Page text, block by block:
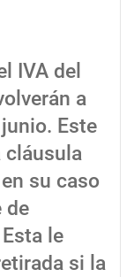
IVA del
a
Este
cláusula
su caso
de
le
si la